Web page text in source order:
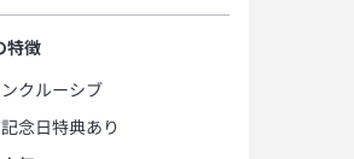
特徴
クルーシブ
念日特典あり